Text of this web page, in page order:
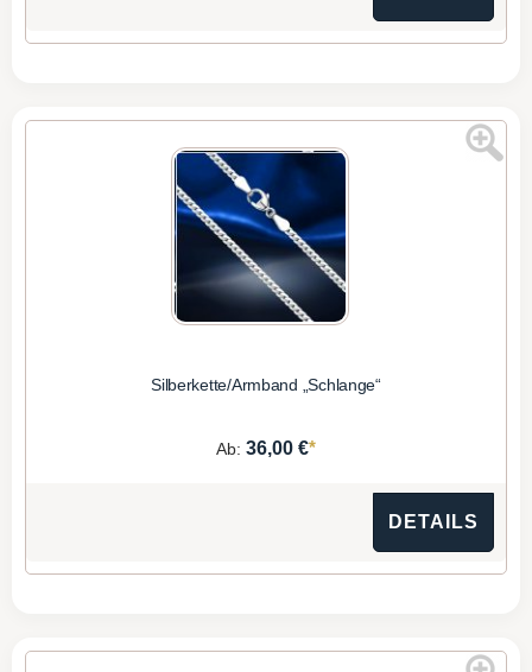
Silberkette/Armband „Schlange“
Ab: 36,00 €*
DETAILS